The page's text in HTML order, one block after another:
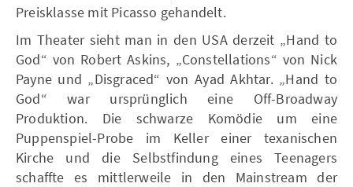
Preisklasse mit Picasso gehandelt.
Im Theater sieht man in den USA derzeit „Hand to
God“ von Robert Askins, „Constellations“ von Nick
Payne und „Disgraced“ von Ayad Akhtar. „Hand to
God“ war ursprünglich eine Off-Broadway
Produktion. Die schwarze Komödie um eine
Puppenspiel-Probe im Keller einer texanischen
Kirche und die Selbstfindung eines Teenagers
schaffte es mittlerweile in den Mainstream der